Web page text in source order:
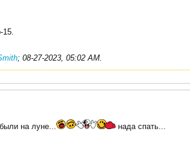
15.
; 08-27-2023, 05:02 AM.
на луне... нада спать...